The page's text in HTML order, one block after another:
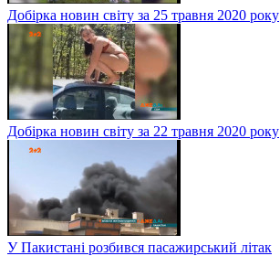
Добірка новин світу за 25 травня 2020 року
Добірка новин світу за 22 травня 2020 року
У Пакистані розбився пасажирський літак